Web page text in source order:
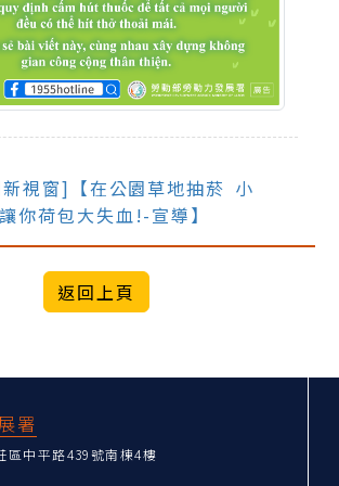
視窗]【在公園草地抽菸 小
你荷包大失血!-宣導】
署
區中平路439號南棟4樓